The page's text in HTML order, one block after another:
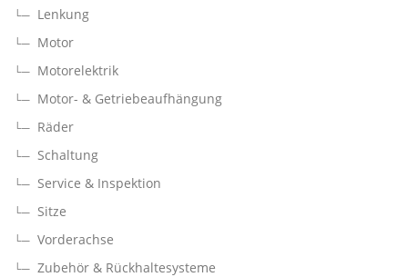
Lenkung
Motor
Motorelektrik
Motor- & Getriebeaufhängung
Räder
Schaltung
Service & Inspektion
Sitze
Vorderachse
Zubehör & Rückhaltesysteme